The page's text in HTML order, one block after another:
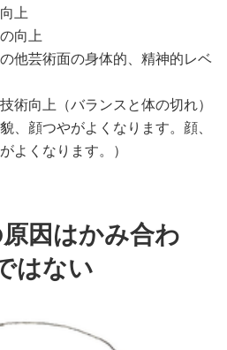
上
向上
他芸術面の身体的、精神的レベ
術向上（バランスと体の切れ）
、顔つやがよくなります。顔、
よくなります。）
因はかみ合わ
はない